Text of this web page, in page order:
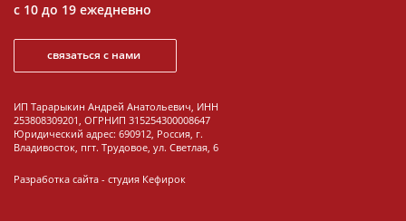
с 10 до 19 ежедневно
связаться с нами
ИП Тарарыкин Андрей Анатольевич, ИНН
253808309201, ОГРНИП 315254300008647
Юридический адрес: 690912, Россия, г.
Владивосток, пгт. Трудовое, ул. Светлая, 6
Разработка сайта - студия Кефирок